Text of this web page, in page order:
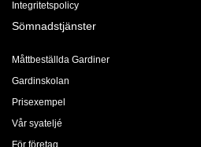
Integritetspolicy
Sömnadstjänster
Måttbeställda Gardiner
Gardinskolan
Prisexempel
Vår syateljé